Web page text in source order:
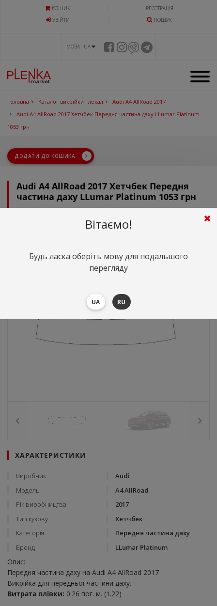
КОШИК
РЕЄСТРАЦІЯ
УВIЙТИ
ПОШУК
МОВА UA
Головна Каталог викрійки і лекал
Audi A4 AllRoad 2017
Audi A4 AllRoad 2017 Хетчбек Передня частина даху LLumar Platinum
1053 грн
ДОДАТИ ДО КОШИКА
Audi A4 AllRoad 2017 Хетчбек Передня
частина даху LLumar Platinum 1053 грн
грн.($22.92)
ХАРАКТЕРИСТИКИ
Виробник
Audi
Модель
A4 AllRoad
Рік виробництва
2017
Тип кузову
Хетчбек
Категорія
Передня частина даху
Бренд
LLumar Platinum
Опис:
Передня частина даху на Audi A4 AllRoad 2017
Викрійка для передньої частини даху.
Витрата плівки: 0.26 пог. м. (1.22)
Вітаємо!
Будь ласка оберіть мову для подальшого
перегляду
UA RU